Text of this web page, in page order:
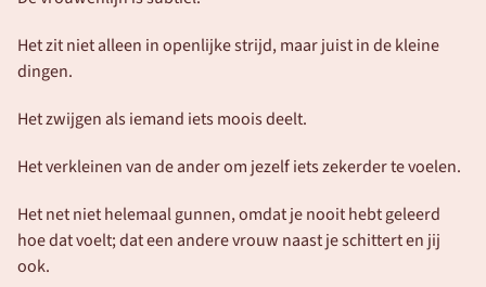
Het zit niet alleen in openlijke strijd, maar juist in de kleine
dingen.
Het zwijgen als iemand iets moois deelt.
Het verkleinen van de ander om jezelf iets zekerder te voelen.
Het net niet helemaal gunnen, omdat je nooit hebt geleerd
hoe dat voelt; dat een andere vrouw naast je schittert en jij
ook.